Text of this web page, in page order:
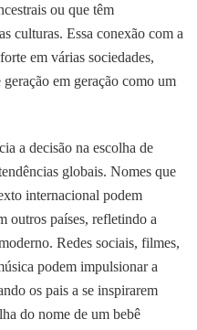
ou que têm
culturas. Essa conexão com a
em várias sociedades,
em geração como um
a decisão na escolha de
globais. Nomes que
internacional podem
outros países, refletindo a
Redes sociais, filmes,
podem impulsionar a
os pais a se inspirarem
do nome de um bebê